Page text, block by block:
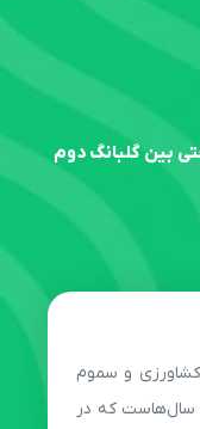
کشاورزی و سموم
سال‌هاست که در
بین گلبانگ دوم